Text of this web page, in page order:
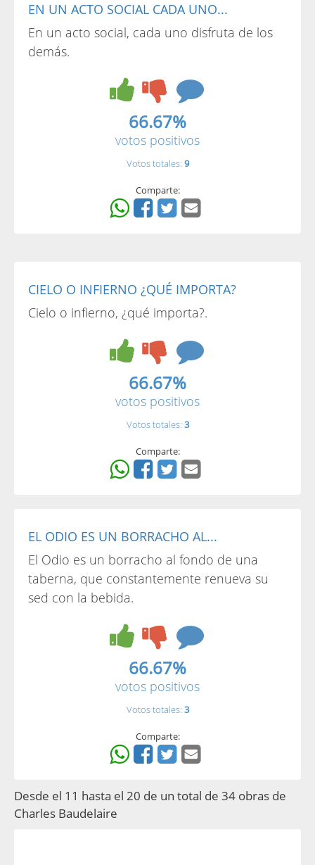
EN UN ACTO SOCIAL CADA UNO...
En un acto social, cada uno disfruta de los
demás.
66.67%
votos positivos
Votos totales: 9
Comparte:
CIELO O INFIERNO ¿QUÉ IMPORTA?
Cielo o infierno, ¿qué importa?.
66.67%
votos positivos
Votos totales: 3
Comparte:
EL ODIO ES UN BORRACHO AL...
El Odio es un borracho al fondo de una
taberna, que constantemente renueva su
sed con la bebida.
66.67%
votos positivos
Votos totales: 3
Comparte:
Desde el 11 hasta el 20 de un total de 34 obras de
Charles Baudelaire